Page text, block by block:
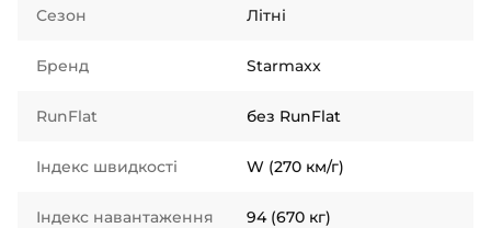
Сезон Літні
Бренд Starmaxx
RunFlat без RunFlat
Індекс швидкості W (270 км/г)
Індекс навантаження 94 (670 кг)